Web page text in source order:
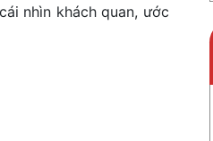
nhìn khách quan, ước